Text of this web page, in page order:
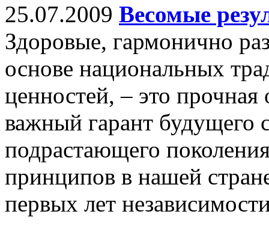
25.07.2009 Весомые
Здоровые, гармонично
основе национальных
ценностей, – это
важный гарант будущего
подрастающего
принципов в нашей
первых лет